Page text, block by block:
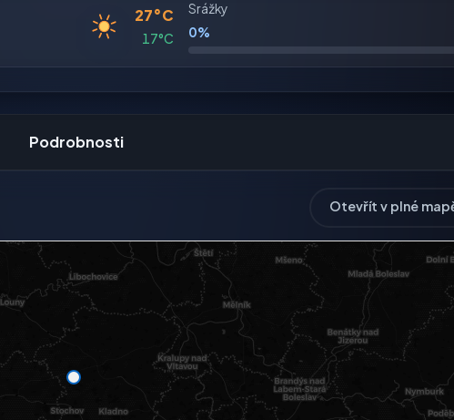
27°C
17°C
Srážky
0%
Podrobnosti
Otevřít v plné